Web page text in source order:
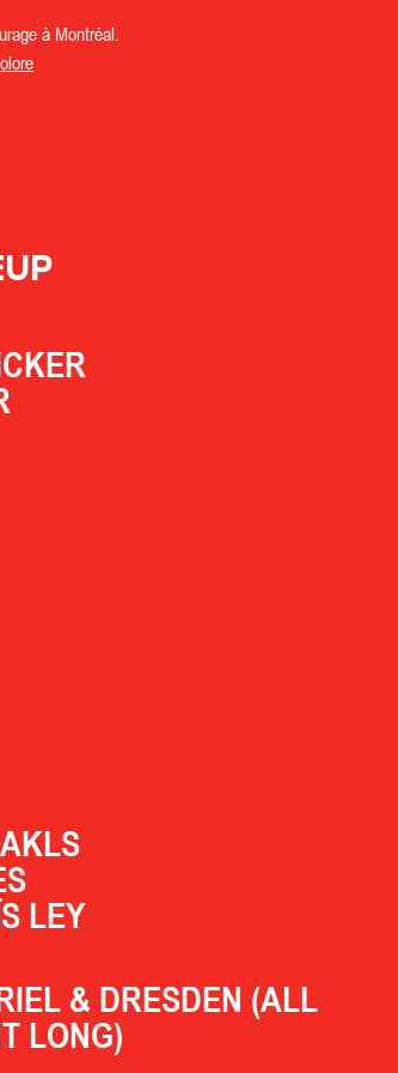
à Montréal.
LEY
& DRESDEN (ALL
LONG)